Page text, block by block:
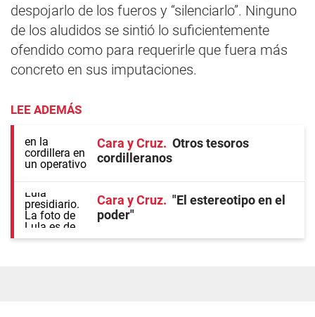
despojarlo de los fueros y “silenciarlo”. Ninguno
de los aludidos se sintió lo suficientemente
ofendido como para requerirle que fuera más
concreto en sus imputaciones.
LEE ADEMÁS
Cara y Cruz
Otros tesoros
cordilleranos
Cara y Cruz
"El estereotipo en el
poder"